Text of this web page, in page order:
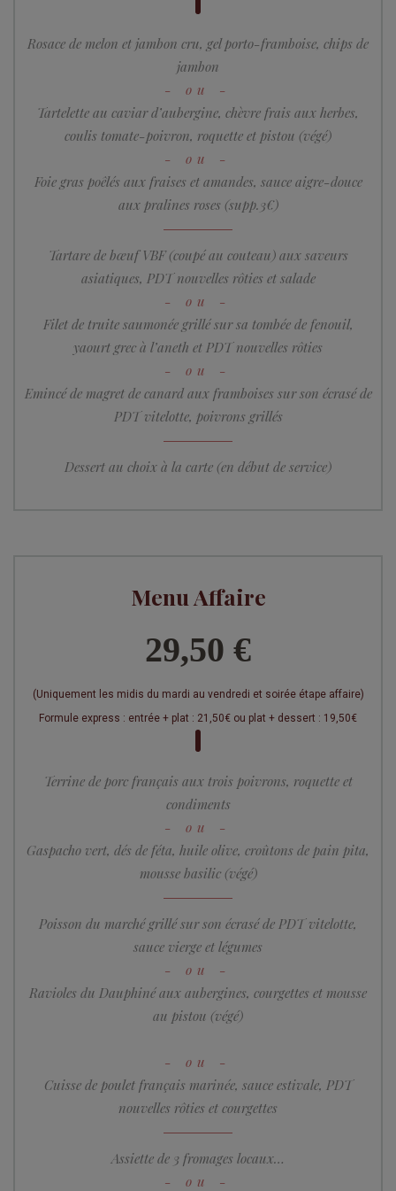
Rosace de melon et jambon cru, gel porto-framboise, chips de
jambon
Tartelette au caviar d’aubergine, chèvre frais aux herbes,
coulis tomate-poivron, roquette et pistou (végé)
Foie gras poêlés aux fraises et amandes, sauce aigre-douce
aux pralines roses (supp.3€)
Tartare de bœuf VBF (coupé au couteau) aux saveurs
asiatiques, PDT nouvelles rôties et salade
Filet de truite saumonée grillé sur sa tombée de fenouil,
yaourt grec à l’aneth et PDT nouvelles rôties
Emincé de magret de canard aux framboises sur son écrasé de
PDT vitelotte, poivrons grillés
Dessert au choix à la carte (en début de service)
Menu Affaire
29,50 €
(Uniquement les midis du mardi au vendredi et soirée étape affaire)
Formule express : entrée + plat : 21,50€ ou plat + dessert : 19,50€
Terrine de porc français aux trois poivrons, roquette et
condiments
Gaspacho vert, dés de féta, huile olive, croûtons de pain pita,
mousse basilic (végé)
Poisson du marché grillé sur son écrasé de PDT vitelotte,
sauce vierge et légumes
Ravioles du Dauphiné aux aubergines, courgettes et mousse
au pistou (végé)
Cuisse de poulet français marinée, sauce estivale, PDT
nouvelles rôties et courgettes
Assiette de 3 fromages locaux…